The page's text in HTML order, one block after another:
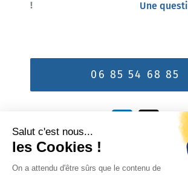
!
Une
06 85 54 68 85
Vous êtes Xpert